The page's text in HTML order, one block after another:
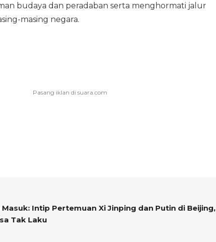
budaya dan peradaban serta menghormati jalur
masing negara.
Masuk: Intip Pertemuan Xi Jinping dan Putin di Beijing,
Tak Laku